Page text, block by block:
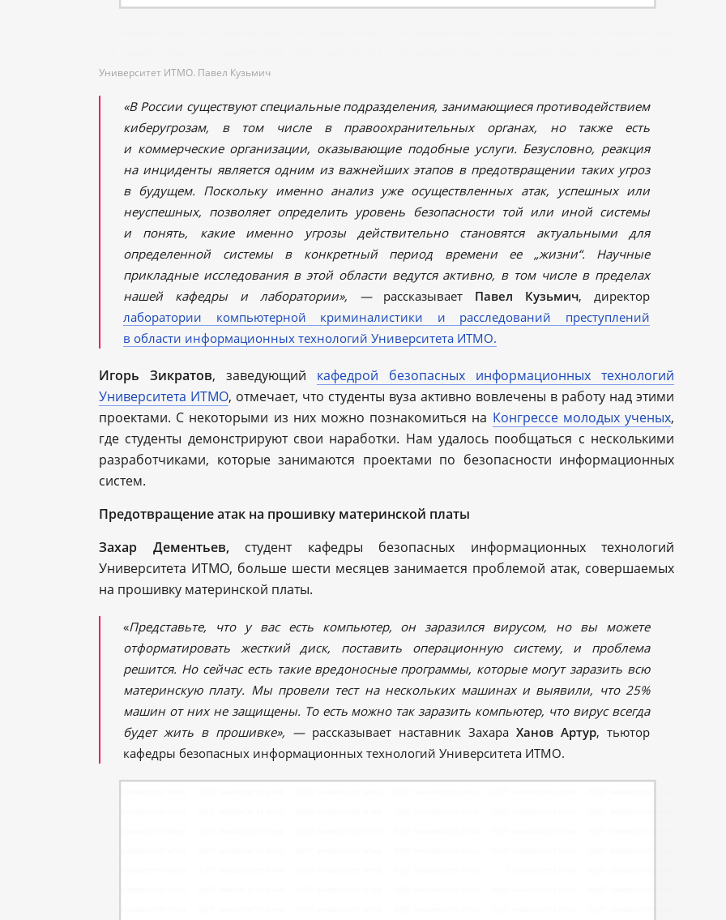
Университет ИТМО. Павел Кузьмич
«В России существуют специальные подразделения, занимающиеся противодействием
киберугрозам, в том числе в правоохранительных органах, но также есть
и коммерческие организации, оказывающие подобные услуги. Безусловно, реакция
на инциденты является одним из важнейших этапов в предотвращении таких угроз
в будущем. Поскольку именно анализ уже осуществленных атак, успешных или
неуспешных, позволяет определить уровень безопасности той или иной системы
и понять, какие именно угрозы действительно становятся актуальными для
определенной системы в конкретный период времени ее „жизни“. Научные
прикладные исследования в этой области ведутся активно, в том числе в пределах
нашей кафедры и лаборатории», — рассказывает Павел Кузьмич, директор
лаборатории компьютерной криминалистики и расследований преступлений
в области информационных технологий Университета ИТМО.
Игорь Зикратов, заведующий кафедрой безопасных информационных технологий
Университета ИТМО, отмечает, что студенты вуза активно вовлечены в работу над этими
проектами. С некоторыми из них можно познакомиться на Конгрессе молодых ученых,
где студенты демонстрируют свои наработки. Нам удалось пообщаться с несколькими
разработчиками, которые занимаются проектами по безопасности информационных
систем.
Предотвращение атак на прошивку материнской платы
Захар Дементьев, студент кафедры безопасных информационных технологий
Университета ИТМО, больше шести месяцев занимается проблемой атак, совершаемых
на прошивку материнской платы.
«Представьте, что у вас есть компьютер, он заразился вирусом, но вы можете
отформатировать жесткий диск, поставить операционную систему, и проблема
решится. Но сейчас есть такие вредоносные программы, которые могут заразить всю
материнскую плату. Мы провели тест на нескольких машинах и выявили, что 25%
машин от них не защищены. То есть можно так заразить компьютер, что вирус всегда
будет жить в прошивке», — рассказывает наставник Захара Ханов Артур, тьютор
кафедры безопасных информационных технологий Университета ИТМО.